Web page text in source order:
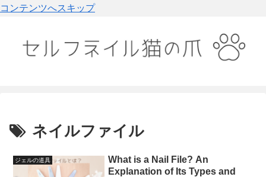
コンテンツへスキップ
ネイルファイル
ジェルの道具
What is a Nail File? An
Explanation of Its Types and